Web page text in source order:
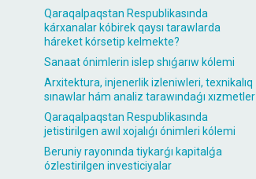
Qaraqalpaqstan Respublikasında
kárxanalar kóbirek qaysı tarawlarda
háreket kórsetip kelmekte?
Sanaat ónimlerin islep shıǵarıw kólemi
Arxitektura, injenerlik izleniwleri, texnikalıq
sınawlar hám analiz tarawındaǵı xızmetler
Qaraqalpaqstan Respublikasında
jetistirilgen awıl xojalıǵı ónimleri kólemi
Beruniy rayonında tiykarǵı kapitalǵa
ózlestirilgen investiciyalar